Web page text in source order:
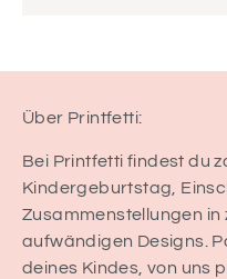
Über Printfetti:
Bei Printfetti findest du
Kindergeburtstag,
Zusammenstellungen in
aufwändigen Designs.
deines Kindes, von uns